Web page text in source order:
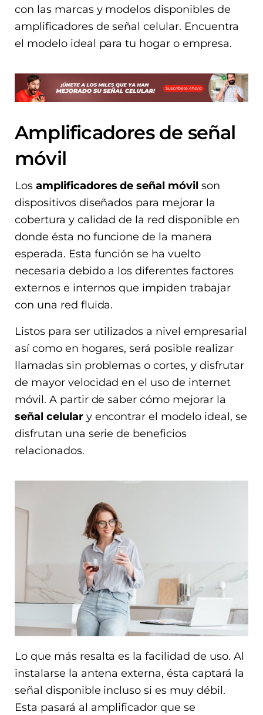
con las marcas y modelos disponibles de
amplificadores de señal celular. Encuentra
el modelo ideal para tu hogar o empresa.
Amplificadores de señal
móvil
Los amplificadores de señal móvil son
dispositivos diseñados para mejorar la
cobertura y calidad de la red disponible en
donde ésta no funcione de la manera
esperada. Esta función se ha vuelto
necesaria debido a los diferentes factores
externos e internos que impiden trabajar
con una red fluida.
Listos para ser utilizados a nivel empresarial
así como en hogares, será posible realizar
llamadas sin problemas o cortes, y disfrutar
de mayor velocidad en el uso de internet
móvil. A partir de saber cómo mejorar la
señal celular y encontrar el modelo ideal, se
disfrutan una serie de beneficios
relacionados.
Lo que más resalta es la facilidad de uso. Al
instalarse la antena externa, ésta captará la
señal disponible incluso si es muy débil.
Esta pasará al amplificador que se